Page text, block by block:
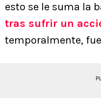
esto se le suma la
tras sufrir un
temporalmente,